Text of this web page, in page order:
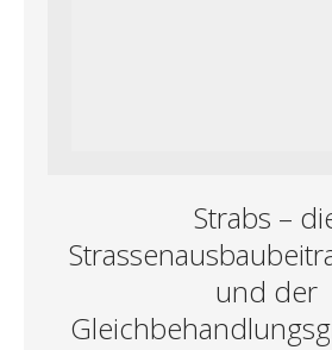
Strabs –
und der